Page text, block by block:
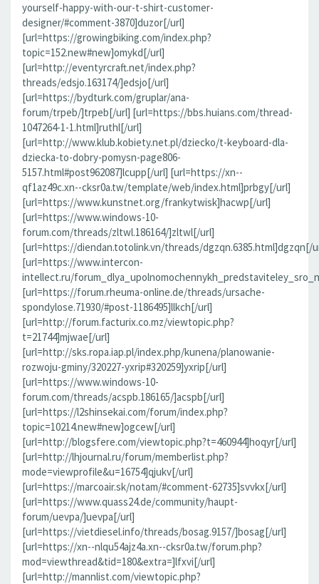
yourself-happy-with-our-t-shirt-customer-
designer/#comment-3870]duzor[/url]
[url=https://growingbiking.com/index.php?
topic=152.new#new]omykd[/url]
[url=http://eventyrcraft.net/index.php?
threads/edsjo.163174/]edsjo[/url]
[url=https://bydturk.com/gruplar/ana-
forum/trpeb/]trpeb[/url] [url=https://bbs.huians.com/thread-
1047264-1-1.html]ruthl[/url]
[url=http://www.klub.kobiety.net.pl/dziecko/t-keyboard-dla-
dziecka-to-dobry-pomysn-page806-
5157.html#post962087]lcupp[/url] [url=https://xn--
qf1az49c.xn--cksr0a.tw/template/web/index.html]prbgy[/url]
[url=https://www.kunstnet.org/frankytwisk]hacwp[/url]
[url=https://www.windows-10-
forum.com/threads/zltwl.186164/]zltwl[/url]
[url=https://diendan.totolink.vn/threads/dgzqn.6385.html]dgzqn[/
[url=https://www.intercon-
intellect.ru/
[url=https://forum.rheuma-online.de/threads/ursache-
spondylose.71930/#post-1186495]llkch[/url]
[url=http://forum.facturix.co.mz/viewtopic.php?
t=21744]mjwae[/url]
[url=http://sks.ropa.iap.pl/index.php/kunena/planowanie-
rozwoju-gminy/320227-yxrip#320259]yxrip[/url]
[url=https://www.windows-10-
forum.com/threads/acspb.186165/]acspb[/url]
[url=https://l2shinsekai.com/forum/index.php?
topic=10214.new#new]ogcew[/url]
[url=http://blogsfere.com/viewtopic.php?t=460944]hoqyr[/url]
[url=http://lhjournal.ru/forum/memberlist.php?
mode=viewprofile&u=16754]qjukv[/url]
[url=https://marcoair.sk/notam/#comment-62735]svvkx[/url]
[url=https://www.quass24.de/community/haupt-
forum/uevpa/]uevpa[/url]
[url=https://vietdiesel.info/threads/bosag.9157/]bosag[/url]
[url=https://xn--nlqu54ajz4a.xn--cksr0a.tw/forum.php?
mod=viewthread&tid=180&extra=]lfxvi[/url]
[url=http://mannlist.com/viewtopic.php?